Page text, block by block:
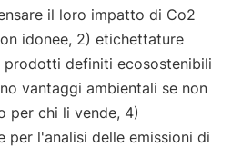
il loro impatto di Co2
idonee, 2) etichettature
definiti ecosostenibili
vantaggi ambientali se non
per chi li vende, 4)
per l'analisi delle emissioni di